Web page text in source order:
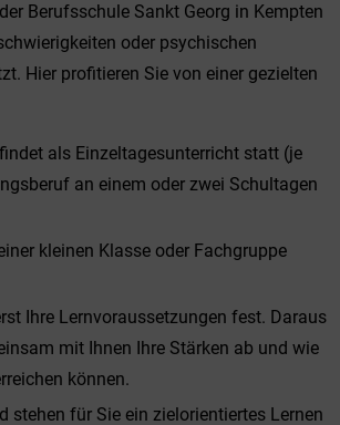
Berufsschule Sankt Georg in Kempten
oder psychischen
Hier profitieren Sie von einer gezielten
als Einzeltagesunterricht statt (je
an einem oder zwei Schultagen
kleinen Klasse oder Fachgruppe
Ihre Lernvoraussetzungen fest. Daraus
mit Ihnen Ihre Stärken ab und wie
können.
stehen für Sie ein zielorientiertes Lernen